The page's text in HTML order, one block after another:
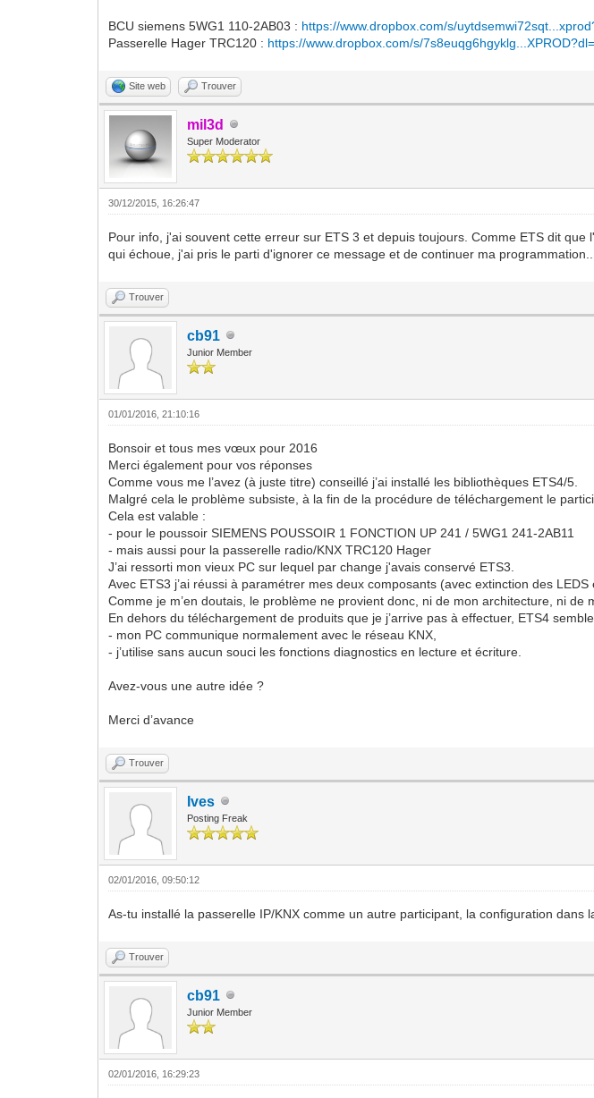
BCU siemens 5WG1 110-2AB03 : https://www.dropbox.com/s/
Passerelle Hager TRC120 : https://www.dropbox.com/s/
Site web Trouver
mil3d
Super Moderator
30/12/2015, 16:26:47
Pour info, j'ai souvent cette erreur sur ETS 3 et depuis toujours. Comme ETS dit
qui échoue, j'ai pris le parti d'ignorer ce message et de continuer ma
Trouver
cb91
Junior Member
01/01/2016, 21:10:16
Bonsoir et tous mes vœux pour 2016
Merci également pour vos réponses
Comme vous me l’avez (à juste titre) conseillé j’ai installé les bibliothèques ETS4/5.
Malgré cela le problème subsiste, à la fin de la procédure de téléchargement le
Cela est valable :
- pour le poussoir SIEMENS POUSSOIR 1 FONCTION UP 241 / 5WG1 241-2AB11
- mais aussi pour la passerelle radio/KNX TRC120 Hager
J’ai ressorti mon vieux PC sur lequel par change j'avais conservé ETS3.
Avec ETS3 j’ai réussi à paramétrer mes deux composants (avec extinction des LEDS
Comme je m’en doutais, le problème ne provient donc, ni de mon architecture, ni de
En dehors du téléchargement de produits que je j’arrive pas à effectuer, ETS4
- mon PC communique normalement avec le réseau KNX,
- j’utilise sans aucun souci les fonctions diagnostics en lecture et écriture.
Avez-vous une autre idée ?
Merci d’avance
Trouver
Ives
Posting Freak
02/01/2016, 09:50:12
As-tu installé la passerelle IP/KNX comme un autre participant, la configuration dans
Trouver
cb91
Junior Member
02/01/2016, 16:29:23